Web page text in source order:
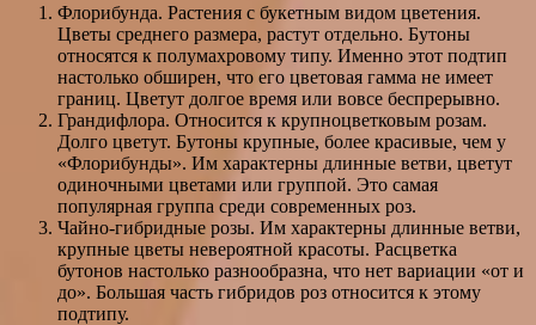
Флорибунда. Растения с букетным видом цветения.
Цветы среднего размера, растут отдельно. Бутоны
относятся к полумахровому типу. Именно этот подтип
настолько обширен, что его цветовая гамма не имеет
границ. Цветут долгое время или вовсе беспрерывно.
Грандифлора. Относится к крупноцветковым розам.
Долго цветут. Бутоны крупные, более красивые, чем у
«Флорибунды». Им характерны длинные ветви, цветут
одиночными цветами или группой. Это самая
популярная группа среди современных роз.
Чайно-гибридные розы. Им характерны длинные ветви,
крупные цветы невероятной красоты. Расцветка
бутонов настолько разнообразна, что нет вариации «от и
до». Большая часть гибридов роз относится к этому
подтипу.